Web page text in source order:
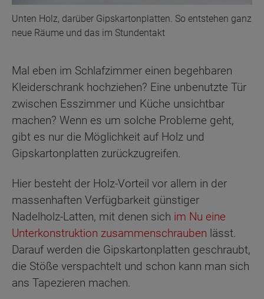
Unten Holz, darüber Gipskartonplatten. So entstehen ganz
neue Räume und das im Stundentakt
Mal eben im Schlafzimmer einen begehbaren
Kleiderschrank hochziehen? Eine unbenutzte Tür
zwischen Esszimmer und Küche unsichtbar
machen? Wenn es um solche Probleme geht,
gibt es nur die Möglichkeit auf Holz und
Gipskartonplatten zurückzugreifen.
Hier besteht der Holz-Vorteil vor allem in der
massenhaften Verfügbarkeit günstiger
Nadelholz-Latten, mit denen sich im Nu eine
Unterkonstruktion zusammenschrauben lässt.
Darauf werden die Gipskartonplatten geschraubt,
die Stöße verspachtelt und schon kann man sich
ans Tapezieren machen.